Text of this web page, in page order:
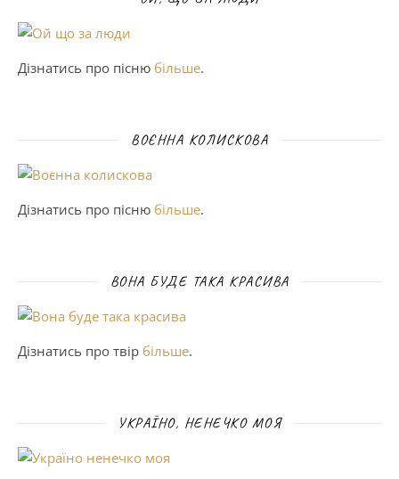
Дізнатись про пісню більше.
ВОЄННА КОЛИСКОВА
Дізнатись про пісню більше.
ВОНА БУДЕ ТАКА КРАСИВА
Дізнатись про твір більше.
УКРАЇНО, НЕНЕЧКО МОЯ